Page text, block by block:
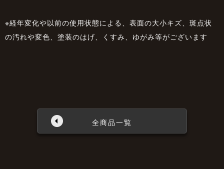
※経年変化や以前の使用状態による、表面の大小キズ、斑点状
の汚れや変色、塗装のはげ、くすみ、ゆがみ等がございます
全商品一覧